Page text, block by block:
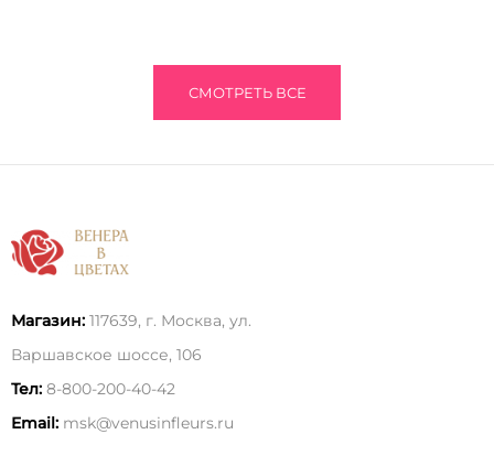
СМОТРЕТЬ ВСЕ
Магазин: 117639, г. Москва, ул.
Варшавское шоссе, 106
Тел: 8-800-200-40-42
Email: msk@venusinfleurs.ru